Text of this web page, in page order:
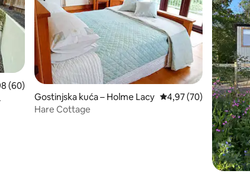
ocjena: 4,98/5, recenzija: 60
(60)
Gostinjska kuća – Holme Lacy Prosječna ocjena:
4,97 (70)
Hare Cottage